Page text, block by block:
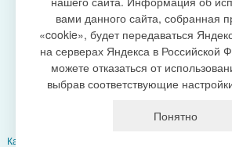
Сетевое изданиеhttps://
зарегистрировано
сфере связи,
информационных
коммуникаций
номер СМИ
ЭЛ № ФС77-87353 от
персональных данных
Карта сайта
вами данного сайта, собранная
«cookie», будет передаваться
на серверах Яндекса в Российской
можете отказаться от
выбрав соответствующие
Понятно